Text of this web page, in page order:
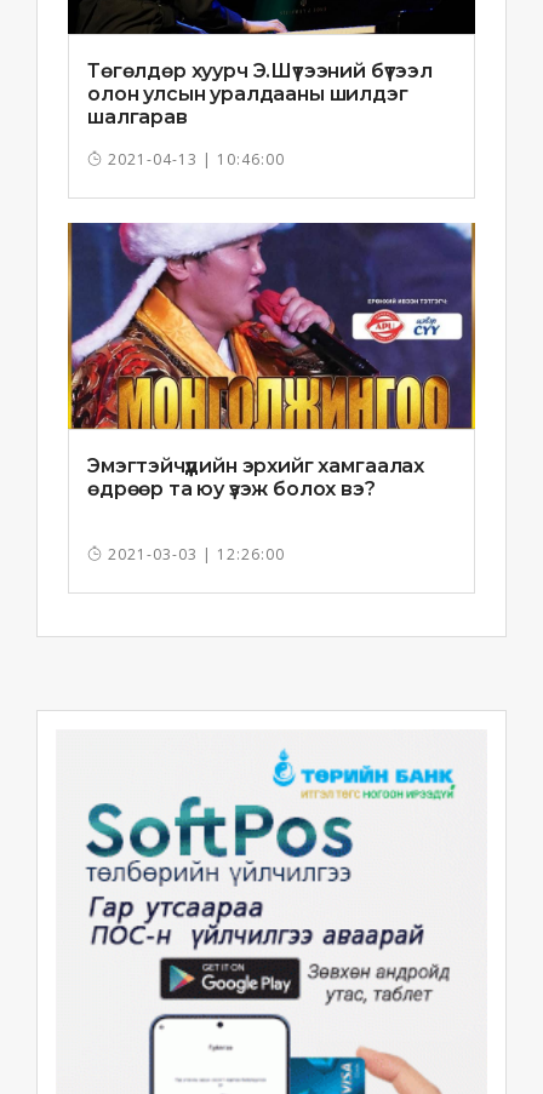
Төгөлдөр хуурч Э.Шүтээний бүтээл
олон улсын уралдааны шилдэг
шалгарав
2021-04-13 | 10:46:00
Эмэгтэйчүүдийн эрхийг хамгаалах
өдрөөр та юу үзэж болох вэ?
2021-03-03 | 12:26:00